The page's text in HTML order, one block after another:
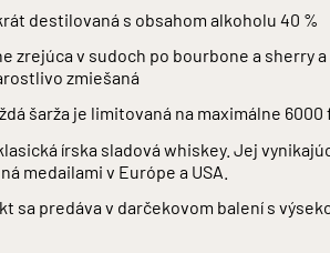
destilovaná s obsahom alkoholu 40 %
zrejúca v sudoch po bourbone a sherry
zmiešaná
šarža je limitovaná na maximálne 6000
írska sladová whiskey. Jej
medailami v Európe a USA.
sa predáva v darčekovom balení s